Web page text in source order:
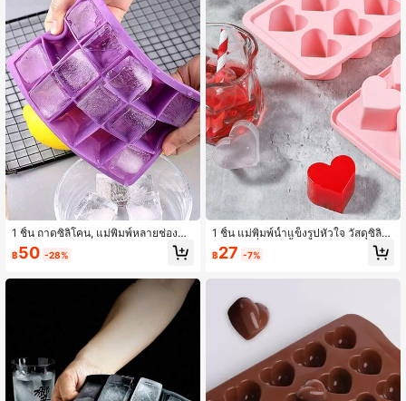
1 ชิ้น ถาดซิลิโคน, แม่พิมพ์หลายช่องแบ
บเรียบง่าย, แม่พิมพ์ 15/24 ช่อง
฿50 -28%
1 ชิ้น แม่พิมพ์น้ำแข็งรูปหัวใจ วัสดุซิลิโ
คนนุ่ม เครื่องทำน้ำแข็งรูปหัวใจ สามาร
ถทำน้ำแข็งได้ 10 ก้อนพร้อมกัน ชุดฤดูร้
฿27 -7%